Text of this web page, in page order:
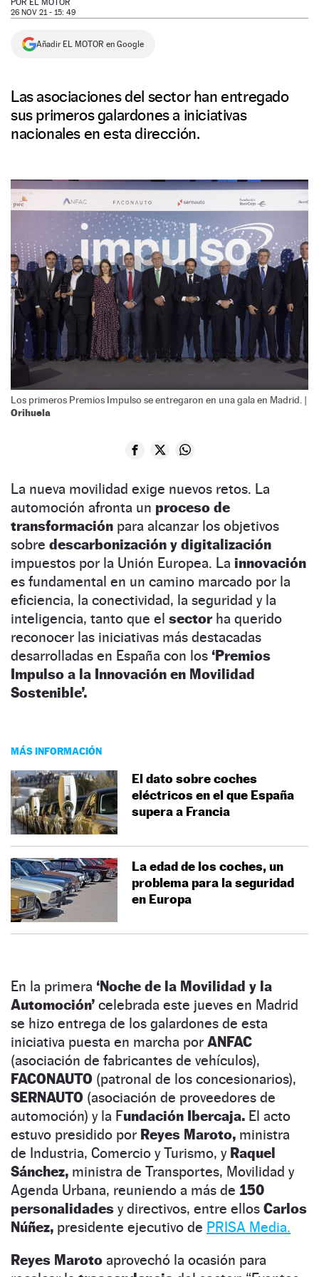
NEWSLETTER
POR EL MOTOR
26 NOV 21 - 15: 49
Añadir EL MOTOR en Google
Las asociaciones del sector han entregado
sus primeros galardones a iniciativas
nacionales en esta dirección.
Los primeros Premios Impulso se entregaron en una gala en Madrid. |
Orihuela
La nueva movilidad exige nuevos retos. La
automoción afronta un proceso de
transformación para alcanzar los objetivos
sobre descarbonización y digitalización
impuestos por la Unión Europea. La innovación
es fundamental en un camino marcado por la
eficiencia, la conectividad, la seguridad y la
inteligencia, tanto que el sector ha querido
reconocer las iniciativas más destacadas
desarrolladas en España con los ‘Premios
Impulso a la Innovación en Movilidad
Sostenible’.
MÁS INFORMACIÓN
El dato sobre coches
eléctricos en el que España
supera a Francia
La edad de los coches, un
problema para la seguridad
en Europa
En la primera ‘Noche de la Movilidad y la
Automoción’ celebrada este jueves en Madrid
se hizo entrega de los galardones de esta
iniciativa puesta en marcha por ANFAC
(asociación de fabricantes de vehículos),
FACONAUTO (patronal de los concesionarios),
SERNAUTO (asociación de proveedores de
automoción) y la Fundación Ibercaja. El acto
estuvo presidido por Reyes Maroto, ministra
de Industria, Comercio y Turismo, y Raquel
Sánchez, ministra de Transportes, Movilidad y
Agenda Urbana, reuniendo a más de 150
personalidades y directivos, entre ellos Carlos
Núñez, presidente ejecutivo de PRISA Media.
Reyes Maroto aprovechó la ocasión para